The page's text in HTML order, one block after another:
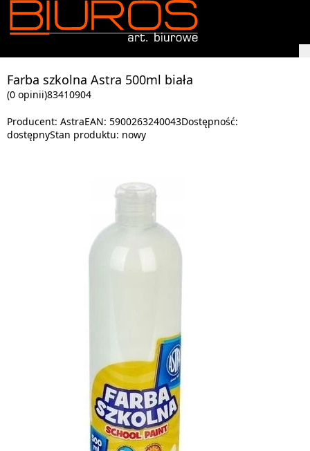
Farba szkolna Astra 500ml biała
(0 opinii)83410904
Producent: AstraEAN: 5900263240043Dostępność:
dostępnyStan produktu: nowy